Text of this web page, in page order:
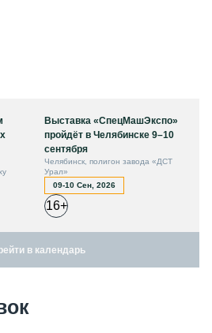
Выставка «СпецМашЭкспо»
пройдёт в Челябинске 9–10
сентября
Челябинск, полигон завода «ДСТ
Урал»
09-10 Сен, 2026
16+
в календарь